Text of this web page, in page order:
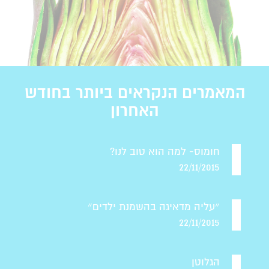
המאמרים הנקראים ביותר בחודש
האחרון
חומוס- למה הוא טוב לנו?
22/11/2015
״עליה מדאיגה בהשמנת ילדים״
22/11/2015
הגלוטן